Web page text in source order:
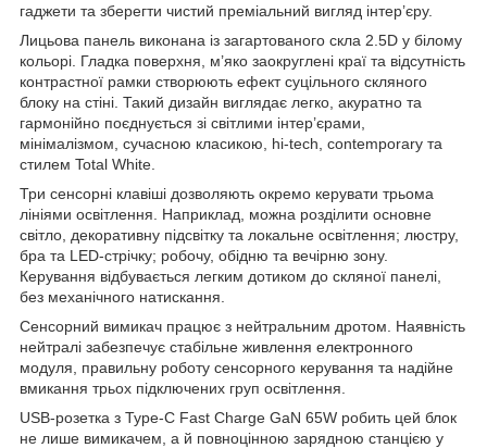
гаджети та зберегти чистий преміальний вигляд інтер’єру.
Лицьова панель виконана із загартованого скла 2.5D у білому
кольорі. Гладка поверхня, м’яко заокруглені краї та відсутність
контрастної рамки створюють ефект суцільного скляного
блоку на стіні. Такий дизайн виглядає легко, акуратно та
гармонійно поєднується зі світлими інтер’єрами,
мінімалізмом, сучасною класикою, hi-tech, contemporary та
стилем Total White.
Три сенсорні клавіші дозволяють окремо керувати трьома
лініями освітлення. Наприклад, можна розділити основне
світло, декоративну підсвітку та локальне освітлення; люстру,
бра та LED-стрічку; робочу, обідню та вечірню зону.
Керування відбувається легким дотиком до скляної панелі,
без механічного натискання.
Сенсорний вимикач працює з нейтральним дротом. Наявність
нейтралі забезпечує стабільне живлення електронного
модуля, правильну роботу сенсорного керування та надійне
вмикання трьох підключених груп освітлення.
USB-розетка з Type-C Fast Charge GaN 65W робить цей блок
не лише вимикачем, а й повноцінною зарядною станцією у